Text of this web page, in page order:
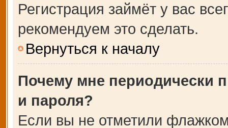
Регистрация займёт у вас
рекомендуем это сделать.
Вернуться к началу
Почему мне периодически
и пароля?
Если вы не отметили